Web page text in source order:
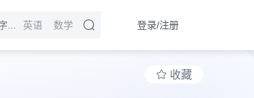
英语 数学 登录/注册
收藏